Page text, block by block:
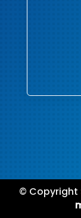
© Copyright